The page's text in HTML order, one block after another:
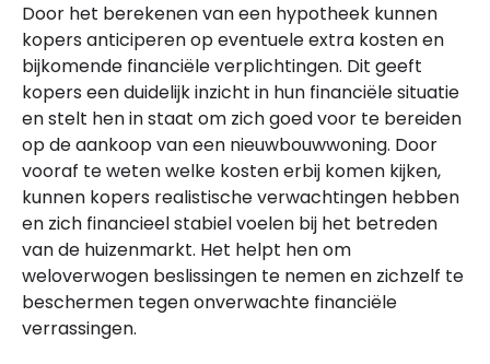
Door het berekenen van een hypotheek kunnen
kopers anticiperen op eventuele extra kosten en
bijkomende financiële verplichtingen. Dit geeft
kopers een duidelijk inzicht in hun financiële situatie
en stelt hen in staat om zich goed voor te bereiden
op de aankoop van een nieuwbouwwoning. Door
vooraf te weten welke kosten erbij komen kijken,
kunnen kopers realistische verwachtingen hebben
en zich financieel stabiel voelen bij het betreden
van de huizenmarkt. Het helpt hen om
weloverwogen beslissingen te nemen en zichzelf te
beschermen tegen onverwachte financiële
verrassingen.